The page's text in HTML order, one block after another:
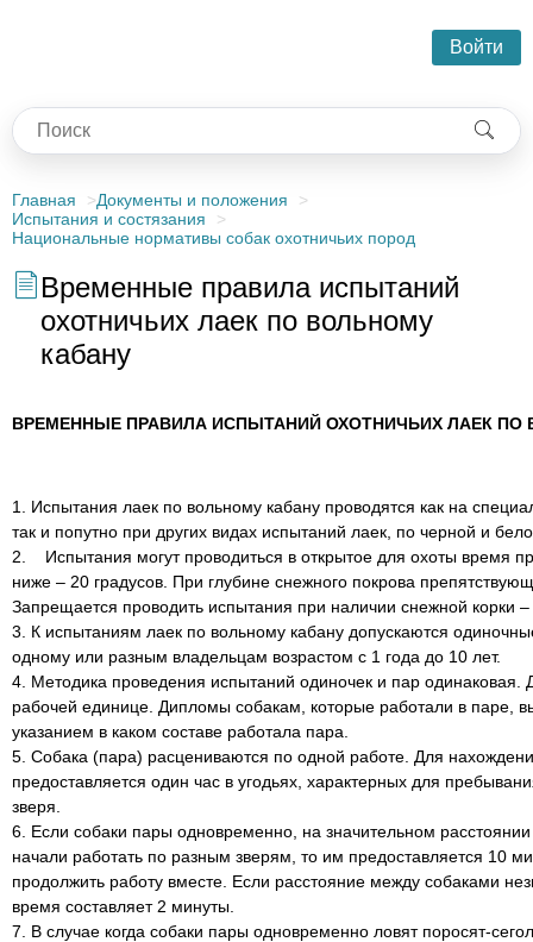
Войти
Главная
Документы и положения
Испытания и состязания
Национальные нормативы собак охотничьих пород
Временные правила испытаний
охотничьих лаек по вольному
кабану
ВРЕМЕННЫЕ ПРАВИЛА ИСПЫТАНИЙ ОХОТНИЧЬИХ ЛАЕК ПО
1. Испытания лаек по вольному кабану проводятся как на
так и попутно при других видах испытаний лаек, по черной и
2. Испытания могут проводиться в открытое для охоты время
ниже – 20 градусов. При глубине снежного покрова
Запрещается проводить испытания при наличии снежной корки –
3. К испытаниям лаек по вольному кабану допускаются
одному или разным владельцам возрастом с 1 года до 10 лет.
4. Методика проведения испытаний одиночек и пар одинаковая.
рабочей единице. Дипломы собакам, которые работали в паре,
указанием в каком составе работала пара.
5. Собака (пара) расцениваются по одной работе. Для
предоставляется один час в угодьях, характерных для
зверя.
6. Если собаки пары одновременно, на значительном
начали работать по разным зверям, то им предоставляется 10
продолжить работу вместе. Если расстояние между собаками
время составляет 2 минуты.
7. В случае когда собаки пары одновременно ловят поросят-